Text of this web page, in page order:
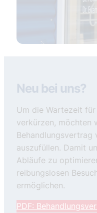
Neu bei uns?
Um die Wartezeit
verkürzen, möchten
Behandlungsvertrag
auszufüllen. Damit
Abläufe zu
reibungslosen
ermöglichen.
PDF: